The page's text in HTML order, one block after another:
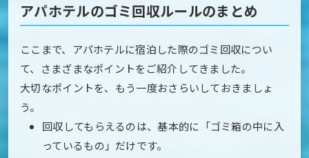
アパホテルのゴミ回収ルールのまとめ
ここまで、アパホテルに宿泊した際のゴミ回収につい
て、さまざまなポイントをご紹介してきました。
大切なポイントを、もう一度おさらいしておきましょ
う。
回収してもらえるのは、基本的に「ゴミ箱の中に入
っているもの」だけです。